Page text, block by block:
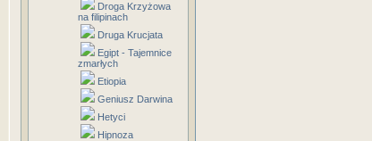
Droga Krzyżowa
na filipinach
Druga Krucjata
Egipt - Tajemnice
zmarłych
Etiopia
Geniusz Darwina
Hetyci
Hipnoza